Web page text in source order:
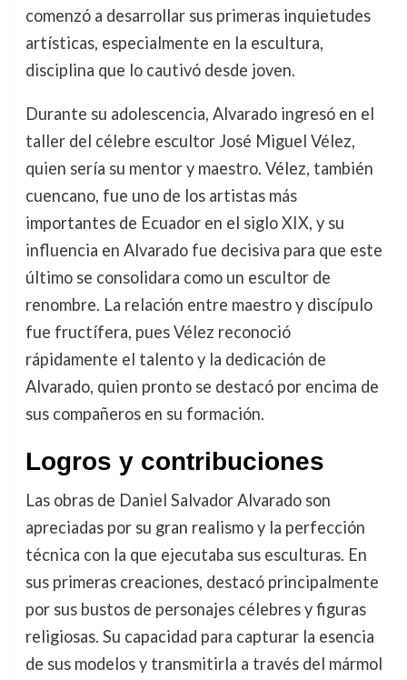
comenzó a desarrollar sus primeras inquietudes
artísticas, especialmente en la escultura,
disciplina que lo cautivó desde joven.
Durante su adolescencia, Alvarado ingresó en el
taller del célebre escultor José Miguel Vélez,
quien sería su mentor y maestro. Vélez, también
cuencano, fue uno de los artistas más
importantes de Ecuador en el siglo XIX, y su
influencia en Alvarado fue decisiva para que este
último se consolidara como un escultor de
renombre. La relación entre maestro y discípulo
fue fructífera, pues Vélez reconoció
rápidamente el talento y la dedicación de
Alvarado, quien pronto se destacó por encima de
sus compañeros en su formación.
Logros y contribuciones
Las obras de Daniel Salvador Alvarado son
apreciadas por su gran realismo y la perfección
técnica con la que ejecutaba sus esculturas. En
sus primeras creaciones, destacó principalmente
por sus bustos de personajes célebres y figuras
religiosas. Su capacidad para capturar la esencia
de sus modelos y transmitirla a través del mármol